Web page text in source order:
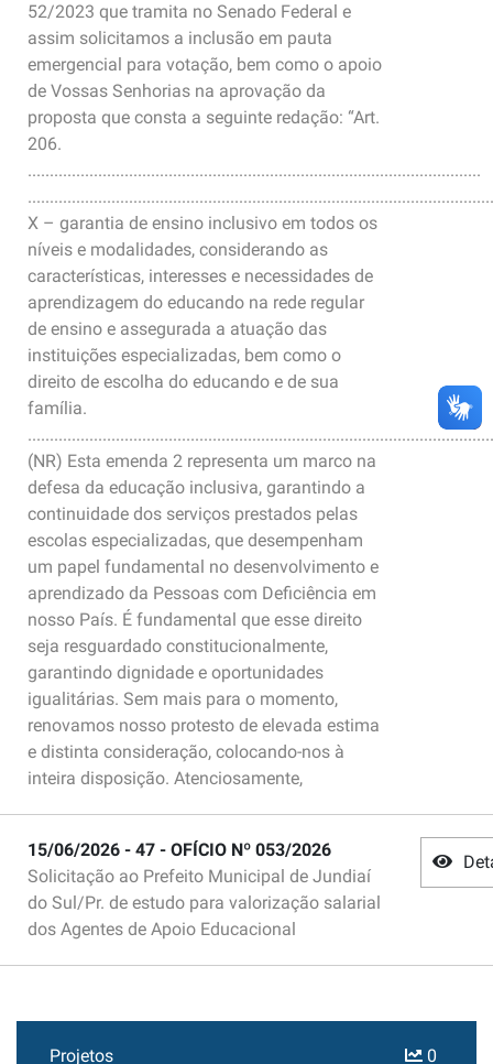
52/2023 que tramita no Senado Federal e
assim solicitamos a inclusão em pauta
emergencial para votação, bem como o apoio
de Vossas Senhorias na aprovação da
proposta que consta a seguinte redação: “Art.
206.
.......................................................................................................
X – garantia de ensino inclusivo em todos os
níveis e modalidades, considerando as
características, interesses e necessidades de
aprendizagem do educando na rede regular
de ensino e assegurada a atuação das
instituições especializadas, bem como o
direito de escolha do educando e de sua
família.
(NR) Esta emenda 2 representa um marco na
defesa da educação inclusiva, garantindo a
continuidade dos serviços prestados pelas
escolas especializadas, que desempenham
um papel fundamental no desenvolvimento e
aprendizado da Pessoas com Deficiência em
nosso País. É fundamental que esse direito
seja resguardado constitucionalmente,
garantindo dignidade e oportunidades
igualitárias. Sem mais para o momento,
renovamos nosso protesto de elevada estima
e distinta consideração, colocando-nos à
inteira disposição. Atenciosamente,
15/06/2026 - 47 - OFÍCIO Nº 053/2026
Solicitação ao Prefeito Municipal de Jundiaí
do Sul/Pr. de estudo para valorização salarial
dos Agentes de Apoio Educacional
Projetos 0